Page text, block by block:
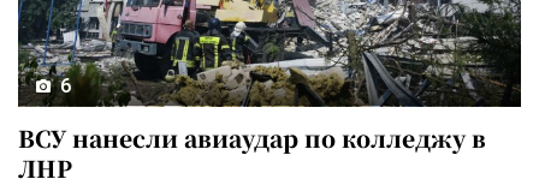
6
ВСУ нанесли авиаудар по колледжу в
ЛНР